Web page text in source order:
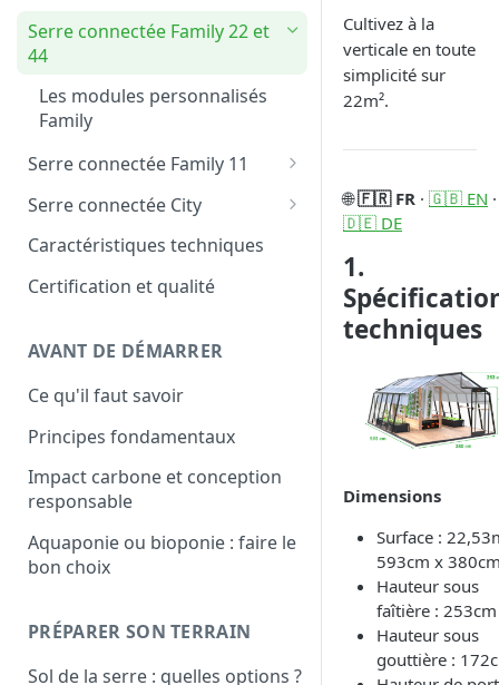
Serre connectée Family 22 et
44
Les modules personnalisés
Family
Serre connectée Family 11
Les modules personnalisés
Serre connectée City
Les modules personnalisés
Caractéristiques techniques
Certification et qualité
AVANT DE DÉMARRER
Ce qu'il faut savoir
Principes fondamentaux
Impact carbone et conception
responsable
Aquaponie ou bioponie : faire le
bon choix
PRÉPARER SON TERRAIN
Sol de la serre : quelles options ?
Cultivez à la
verticale en toute
simplicité sur
22m².
🌐🇫🇷 FR · 🇬🇧 EN ·
🇩🇪 DE
1.
techniques
Dimensions
Surface :
593cm x
Hauteur sous
faîtière : 253cm
Hauteur sous
gouttière :